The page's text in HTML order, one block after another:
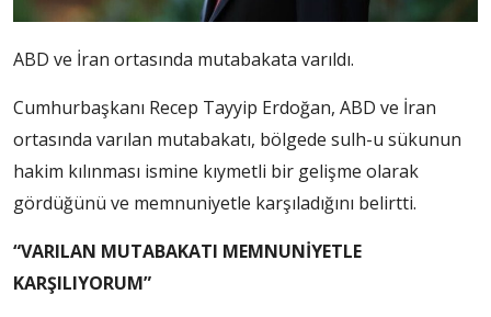
ABD ve İran ortasında mutabakata varıldı.
Cumhurbaşkanı Recep Tayyip Erdoğan, ABD ve İran
ortasında varılan mutabakatı, bölgede sulh-u sükunun
hakim kılınması ismine kıymetli bir gelişme olarak
gördüğünü ve memnuniyetle karşıladığını belirtti.
“VARILAN MUTABAKATI MEMNUNİYETLE
KARŞILIYORUM”